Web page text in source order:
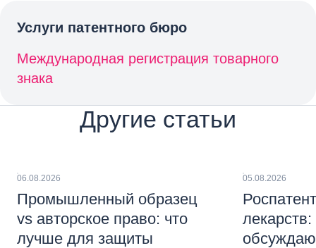
Услуги патентного бюро
Международная регистрация товарного
знака
Другие статьи
06.08.2026
Промышленный образец
vs авторское право: что
лучше для защиты
05.08.2026
лекарств: